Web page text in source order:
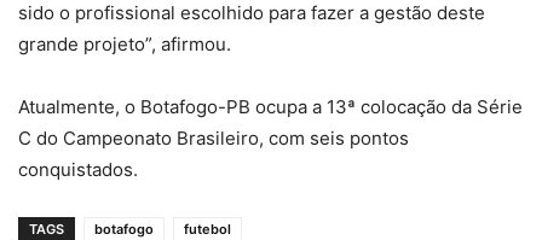
sido o profissional escolhido para fazer a gestão deste
grande projeto”, afirmou.
Atualmente, o Botafogo-PB ocupa a 13ª colocação da Série
C do Campeonato Brasileiro, com seis pontos
conquistados.
TAGS botafogo futebol